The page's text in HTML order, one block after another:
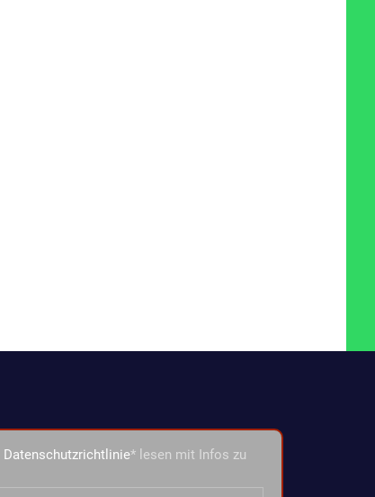
Datenschutzrichtlinie* lesen mit Infos zu